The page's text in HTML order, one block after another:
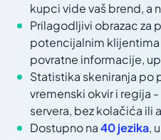
kupci vide vaš brend, a
Prilagodljivi obrazac za
potencijalnim
povratne informacije,
Statistika skeniranja po
vremenski okvir i regija
servera, bez kolačića ili
Dostupno na40 jezika,